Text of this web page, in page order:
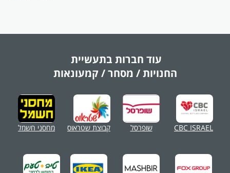
עוד חברות בתעשיית
החנויות / מסחר / קמעונאות
CBC ISRAEL שופרסל קבוצת שטראוס מחסני חשמל